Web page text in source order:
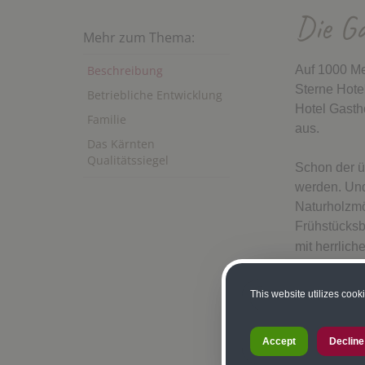
Mehr zum Thema:
Beschreibung
Betriebliche Entwicklung
Familie
Das Kärnten
Qualitätssiegel
Die
Auf 1000
Sterne
Hotel
aus.
Schon der
werden.
mit
gerne
Die Kinder
This website utilizes
Accept Decline